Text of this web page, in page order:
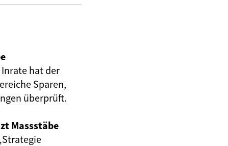
hat der
Sparen,
überprüft.
Massstäbe